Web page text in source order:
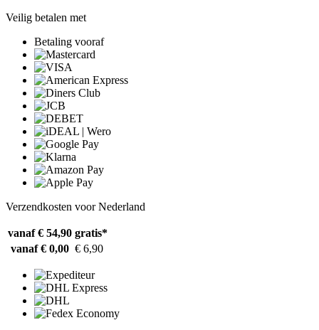
Veilig betalen met
Betaling vooraf
Verzendkosten voor Nederland
vanaf € 54,90 gratis*
vanaf € 0,00 € 6,90